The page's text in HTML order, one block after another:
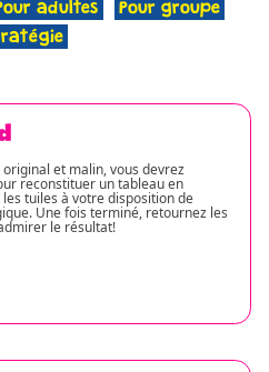
adultes
Pour groupe
original et malin, vous devrez
reconstituer un tableau en
tuiles à votre disposition de
Une fois terminé, retournez les
le résultat!